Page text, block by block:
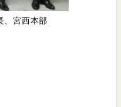
、宮西本部